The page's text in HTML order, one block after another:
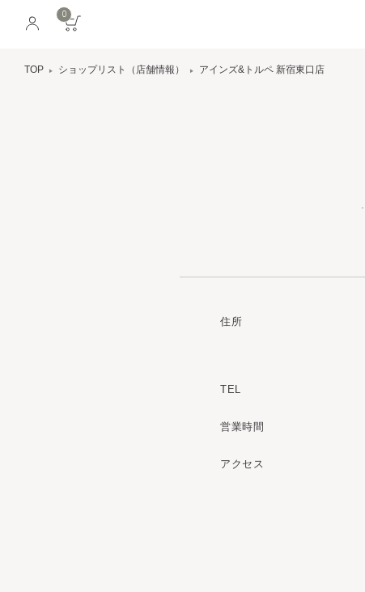
0
TOP ショップリスト（店舗情報） アインズ&トルペ 新宿東口店
住所
TEL
営業時間
アクセス